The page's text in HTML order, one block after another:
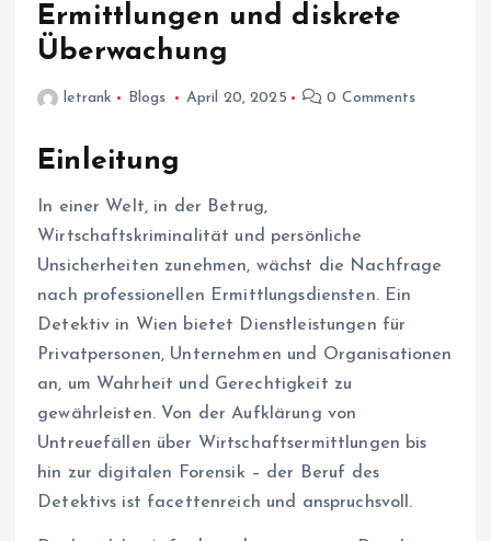
Ermittlungen und diskrete
Überwachung
letrank Blogs April 20, 2025 0 Comments
Einleitung
In einer Welt, in der Betrug,
Wirtschaftskriminalität und persönliche
Unsicherheiten zunehmen, wächst die Nachfrage
nach professionellen Ermittlungsdiensten. Ein
Detektiv in Wien bietet Dienstleistungen für
Privatpersonen, Unternehmen und Organisationen
an, um Wahrheit und Gerechtigkeit zu
gewährleisten. Von der Aufklärung von
Untreuefällen über Wirtschaftsermittlungen bis
hin zur digitalen Forensik – der Beruf des
Detektivs ist facettenreich und anspruchsvoll.